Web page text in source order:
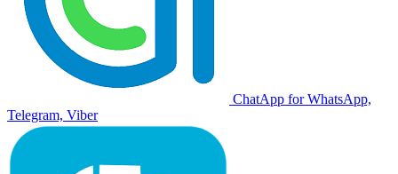
ChatApp for WhatsApp,
Telegram, Viber